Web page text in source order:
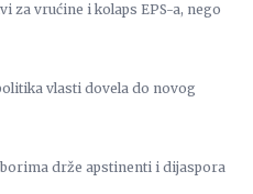
za vrućine i kolaps EPS-a, nego
vlasti dovela do novog
drže apstinenti i dijaspora